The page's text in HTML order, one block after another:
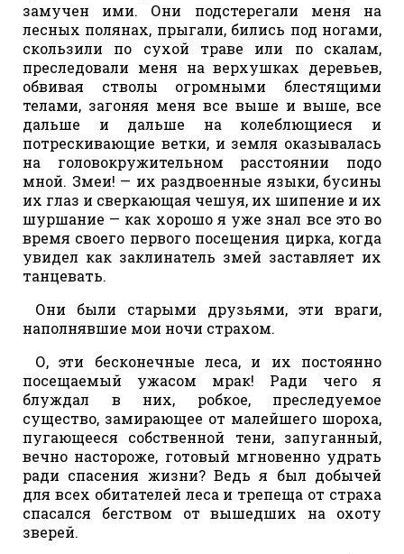
замучен ими. Они подстерегали меня на
лесных полянах, прыгали, бились под ногами,
скользили по сухой траве или по скалам,
преследовали меня на верхушках деревьев,
обвивая стволы огромными блестящими
телами, загоняя меня все выше и выше, все
дальше и дальше на колеблющиеся и
потрескивающие ветки, и земля оказывалась
на головокружительном расстоянии подо
мной. Змеи! — их раздвоенные языки, бусины
их глаз и сверкающая чешуя, их шипение и их
шуршание — как хорошо я уже знал все это во
время своего первого посещения цирка, когда
увидел как заклинатель змей заставляет их
танцевать.
Они были старыми друзьями, эти враги,
наполнявшие мои ночи страхом.
О, эти бесконечные леса, и их постоянно
посещаемый ужасом мрак! Ради чего я
блуждал в них, робкое, преследуемое
существо, замирающее от малейшего шороха,
пугающееся собственной тени, запуганный,
вечно настороже, готовый мгновенно удрать
ради спасения жизни? Ведь я был добычей
для всех обитателей леса и трепеща от страха
спасался бегством от вышедших на охоту
зверей.